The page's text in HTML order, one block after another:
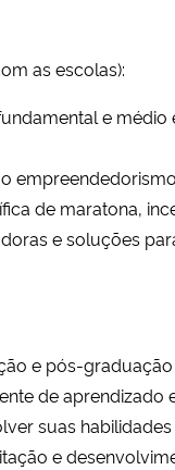
as escolas):
e médio
de maratona,
e soluções
e pós-graduação
de aprendizado
suas
e